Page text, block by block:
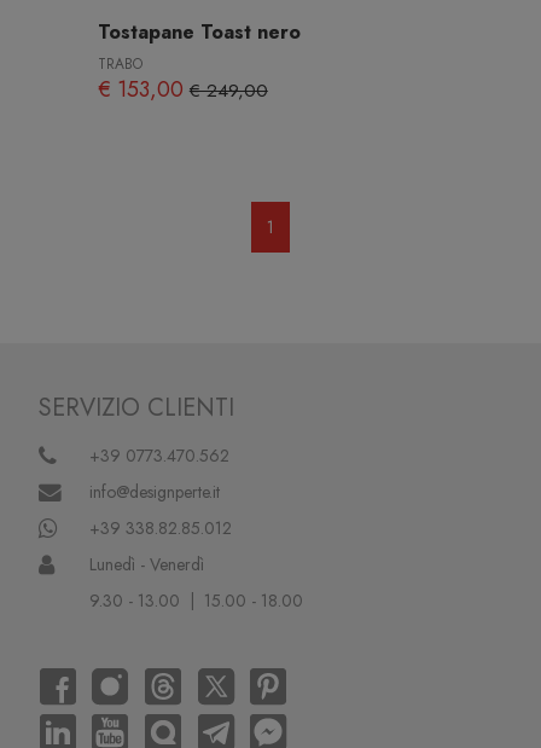
Tostapane Toast nero
TRABO
€ 153,00€ 249,00
1
SERVIZIO CLIENTI
+39 0773.470.562
info@designperte.it
+39 338.82.85.012
Lunedì - Venerdì
9.30 - 13.00 | 15.00 - 18.00